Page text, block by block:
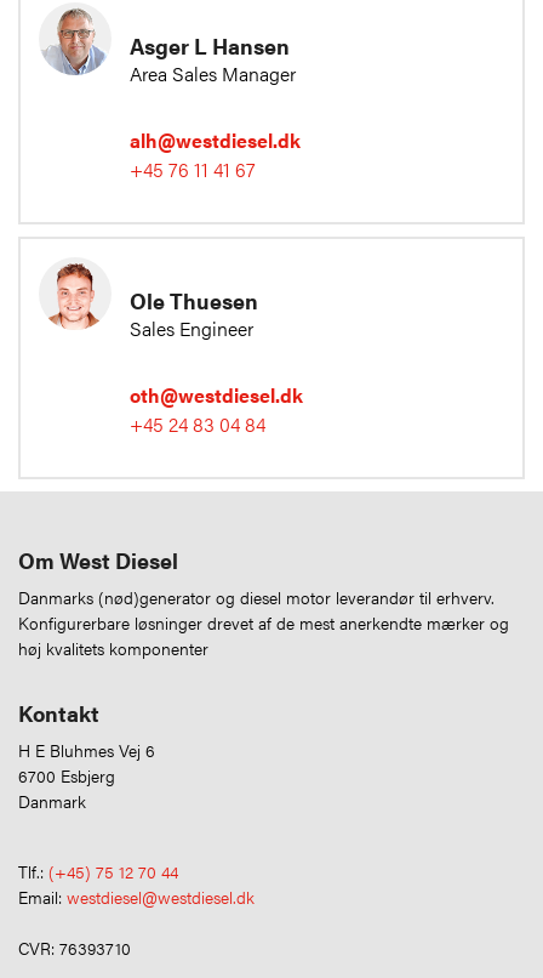
Asger L Hansen
Area Sales Manager
alh@westdiesel.dk
+45 76 11 41 67
Ole Thuesen
Sales Engineer
oth@westdiesel.dk
+45 24 83 04 84
Om West Diesel
Danmarks (nød)generator og diesel motor leverandør til erhverv.
Konfigurerbare løsninger drevet af de mest anerkendte mærker og
høj kvalitets komponenter
Kontakt
H E Bluhmes Vej 6
6700 Esbjerg
Danmark
Tlf.: (+45) 75 12 70 44
Email: westdiesel@westdiesel.dk
CVR: 76393710